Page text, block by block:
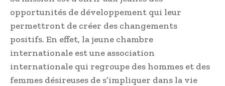
opportunités de développement qui leur
permettront de créer des changements
positifs. En effet, la jeune chambre
internationale est une association
internationale qui regroupe des hommes et des
femmes désireuses de s’impliquer dans la vie